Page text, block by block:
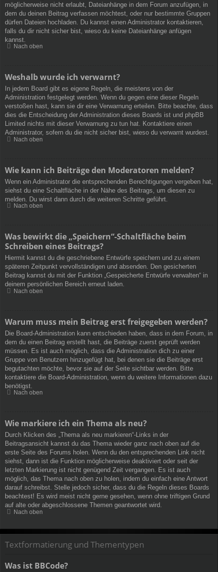
möglicherweise nicht erlaubt, Dateianhänge in dem Forum anzufügen, in
dem du deinen Beitrag verfassen möchtest, oder nur bestimmte Gruppen
dürfen Dateien hochladen. Du kannst einen Administrator kontaktieren,
falls du dir nicht sicher bist, wieso du keine Dateianhänge anfügen
kannst.
Nach oben
Weshalb wurde ich verwarnt?
In jedem Board gibt es eigene Regeln, die meistens von der
Administration festgelegt werden. Wenn du gegen eine dieser Regeln
verstoßen hast, kann sie dir eine Verwarnung erteilen. Bitte beachte, dass
dies die Entscheidung der Administration dieses Boards ist und phpBB
Limited nichts mit dieser Verwarnung zu tun hat. Kontaktiere einen
Administrator, sofern du die nicht sicher bist, wieso du verwarnt wurdest.
Nach oben
Wie kann ich Beiträge den Moderatoren melden?
Wenn ein Administrator die entsprechenden Berechtigungen vergeben hat,
siehst du eine Schaltfläche in der Nähe des Beitrags, um diesen zu
melden. Du wirst dann durch die weiteren Schritte geführt.
Nach oben
Was bewirkt die „Speichern“-Schaltfläche beim
Schreiben eines Beitrags?
Hiermit kannst du die geschriebene Entwürfe speichern und zu einem
späteren Zeitpunkt vervollständigen und absenden. Den gesicherten
Beitrag kannst du mit der Funktion „Gespeicherte Entwürfe verwalten“ in
deinem persönlichen Bereich erneut laden.
Nach oben
Warum muss mein Beitrag erst freigegeben werden?
Die Board-Administration kann entschieden haben, dass in dem Forum, in
dem du einen Beitrag erstellt hast, die Beiträge zuerst geprüft werden
müssen. Es ist auch möglich, dass die Administration dich zu einer
Gruppe von Benutzern hinzugefügt hat, bei denen sie die Beiträge erst
begutachten möchte, bevor sie auf der Seite sichtbar werden. Bitte
kontaktiere die Board-Administration, wenn du weitere Informationen dazu
benötigst.
Nach oben
Wie markiere ich ein Thema als neu?
Durch Klicken des „Thema als neu markieren“-Links in der
Beitragsansicht kannst du das Thema wieder ganz nach oben auf die
erste Seite des Forums holen. Wenn du den entsprechenden Link nicht
siehst, dann ist die Funktion möglicherweise deaktiviert oder seit der
letzten Markierung ist nicht genügend Zeit vergangen. Es ist auch
möglich, das Thema nach oben zu holen, indem du einfach eine Antwort
darauf schreibst. Stelle jedoch sicher, dass du die Regeln dieses Boards
beachtest! Es wird meist nicht gerne gesehen, wenn ohne triftigen Grund
auf alte oder abgeschlossene Themen geantwortet wird.
Nach oben
Textformatierung und Thementypen
Was ist BBCode?